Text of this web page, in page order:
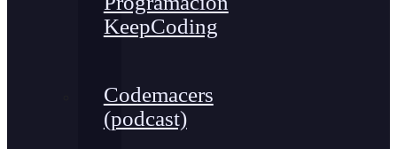
KeepCoding
Codemacers
(podcast)